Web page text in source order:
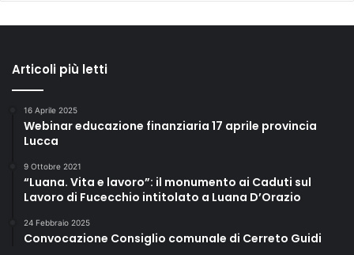
Articoli più letti
16 Aprile 2025
Webinar educazione finanziaria 17 aprile provincia
Lucca
9 Ottobre 2021
“Luana. Vita e lavoro”: il monumento ai Caduti sul
Lavoro di Fucecchio intitolato a Luana D’Orazio
24 Febbraio 2025
Convocazione Consiglio comunale di Cerreto Guidi